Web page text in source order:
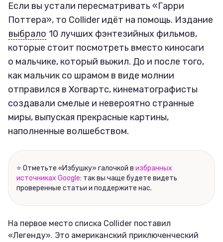
Ваши истории
Соцсети
Если вы устали пересматривать «Гарри
Поттера», то Collider идёт на помощь. Издание
выбрало 10 лучших фэнтезийных фильмов,
которые стоит посмотреть вместо киносаги
о мальчике, который выжил. До и после того,
как мальчик со шрамом в виде молнии
отправился в Хогвартс, кинематографисты
создавали смелые и невероятно странные
миры, выпуская прекрасные картины,
наполненные волшебством.
⭐ Отметьте «Избушку» галочкой в избранных
источниках Google: так вы чаще будете видеть
проверенные статьи и поддержите нас.
На первое место списка Collider поставил
«Легенду». Это американский приключенческий